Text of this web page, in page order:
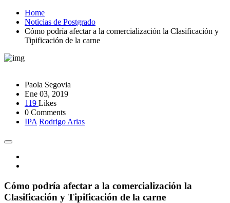
Home
Noticias de Postgrado
Cómo podría afectar a la comercialización la Clasificación y
Tipificación de la carne
Paola Segovia
Ene 03, 2019
119 Likes
0 Comments
IPA Rodrigo Arias
Cómo podría afectar a la comercialización la
Clasificación y Tipificación de la carne